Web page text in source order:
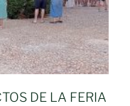
DE LA FERIA